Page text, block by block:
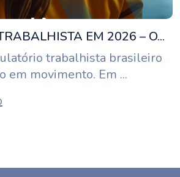
EM 2026 – O...
trabalhista brasileiro
em movimento. Em ...